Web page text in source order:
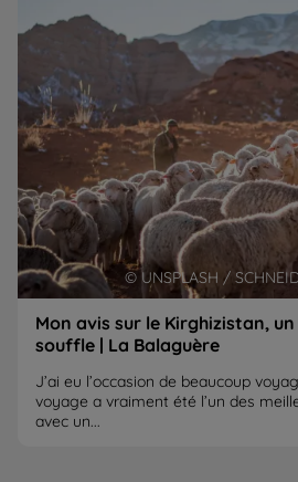
© UNSPLASH /
Mon avis sur le Kirghizistan,
souffle | La Balaguère
J’ai eu l’occasion de beaucoup
voyage a vraiment été l’un des
avec un...